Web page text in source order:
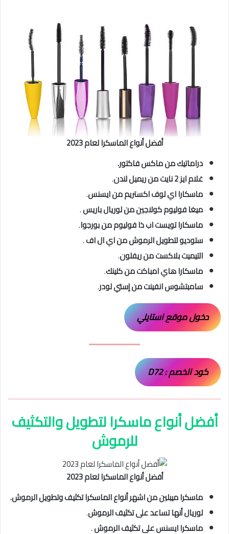
أفضل أنواع الماسكرا لعام 2023
دراماتيك من ماكس فاكتور.
غلام ايز 2 نايت من ريميل لندن
.
ماسكارا اي لوف اكستريم من ايسنس.
ميغا فوليوم كولاجين من لوريال باريس.
ماسكارا تويست اب ذا فوليوم من بورجوا.
ستوديو لتطويل الرموش من اي ال اف.
التيميت بلاكست من ريفلون.
ماسكارا هاي امباكت من كلينك.
سامبتشوس انفينت من إستي لودر.
دخول موقع استايلي
كود الخصم : D72
أفضل أنواع ماسكرا لتطويل والتكثيف
للرموش
أفضل أنواع الماسكرا لعام 2023
ماسكرا ميبلين من اشهر أنواع الماسكرا تكثيف وتطويل الرموش.
لوريال أنها تساعد على تكثيف الرموش.
ماسكرا ايسنس على تكثيف الرموش.